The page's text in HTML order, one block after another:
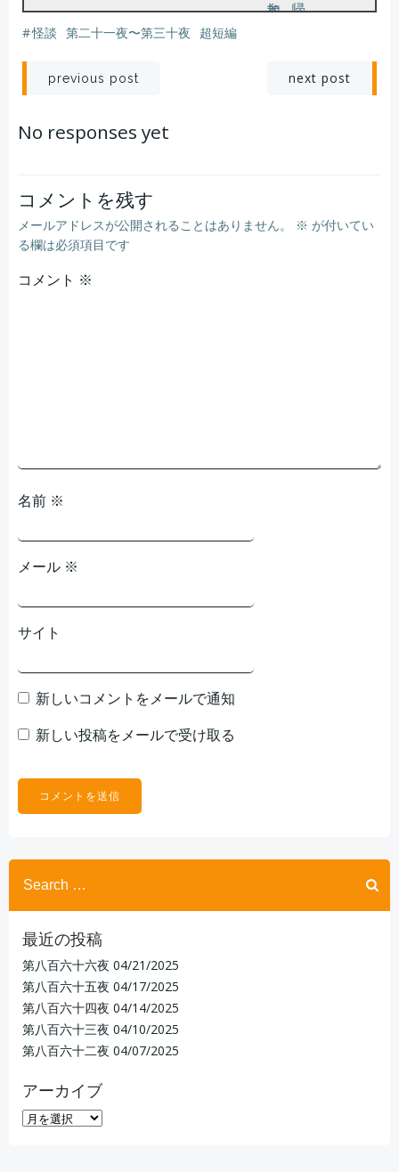
#怪談 第二十一夜〜第三十夜 超短編
投
稿
ビ
ゲ
ー
previous post
ビ
next post
No responses yet
コメントを残す
メールアドレスが公開されることはありません。 ※ が付いてい
る欄は必須項目です
コメント ※
名前 ※
メール ※
サイト
新しいコメントをメールで通知
新しい投稿をメールで受け取る
Search
for:
最近の投稿
第八百六十六夜 04/21/2025
第八百六十五夜 04/17/2025
第八百六十四夜 04/14/2025
第八百六十三夜 04/10/2025
第八百六十二夜 04/07/2025
アーカイブ
ア